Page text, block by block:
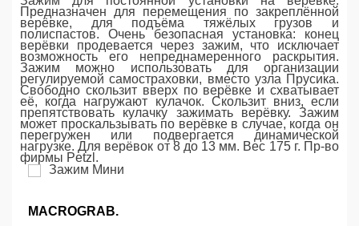
Предназначен для перемещения по закреплённой
верёвке, для подъёма тяжёлых грузов и
полиспастов. Очень безопасная установка: конец
верёвки продевается через зажим, что исключает
возможность его непреднамеренного раскрытия.
Зажим можно использовать для организации
регулируемой самостраховки, вместо узла Прусика.
Свободно скользит вверх по верёвке и схватывает
её, когда нагружают кулачок. Скользит вниз, если
препятствовать кулачку зажимать верёвку. Зажим
может проскальзывать по верёвке в случае, когда он
перегружен или подвергается динамической
нагрузке. Для верёвок от 8 до 13 мм. Вес 175 г. Пр-во
фирмы Petzl.
MACROGRAB.